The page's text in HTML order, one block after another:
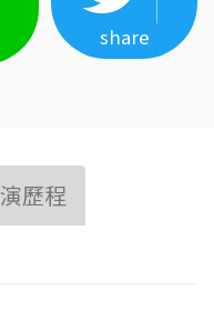
share
歷程